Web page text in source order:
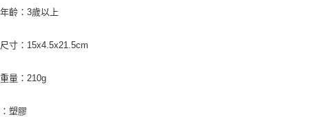
齡：3歲以上
寸：15x4.5x21.5cm
量：210g
塑膠